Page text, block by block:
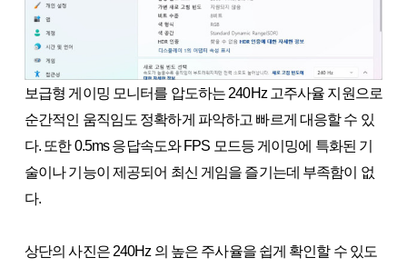
보급형 게이밍 모니터를 압도하는 240Hz 고주사율 지원으로
순간적인 움직임도 정확하게 파악하고 빠르게 대응할 수 있
다. 또한 0.5ms 응답속도와 FPS 모드등 게이밍에 특화된 기
술이나 기능이 제공되어 최신 게임을 즐기는데 부족함이 없
다.
상단의 사진은 240Hz 의 높은 주사율을 쉽게 확인할 수 있도